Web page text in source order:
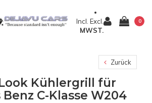
Incl. Excl.
MWST.
0
Zurück
Look Kühlergrill für
C-Klasse W204